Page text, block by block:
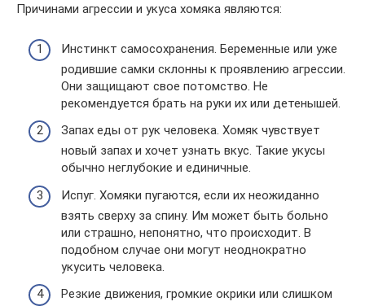
Причинами агрессии и укуса хомяка являются:
Инстинкт самосохранения. Беременные или уже
родившие самки склонны к проявлению агрессии.
Они защищают свое потомство. Не
рекомендуется брать на руки их или детенышей.
Запах еды от рук человека. Хомяк чувствует
новый запах и хочет узнать вкус. Такие укусы
обычно неглубокие и единичные.
Испуг. Хомяки пугаются, если их неожиданно
взять сверху за спину. Им может быть больно
или страшно, непонятно, что происходит. В
подобном случае они могут неоднократно
укусить человека.
Резкие движения, громкие окрики или слишком